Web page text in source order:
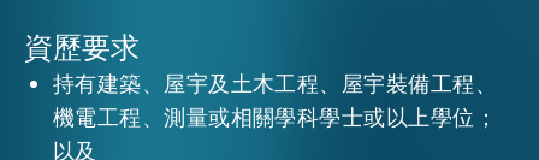
活動情報
資歷要求
持有建築、屋宇及土木工程、屋宇裝備工程、
機電工程、測量或相關學科學士或以上學位；
以及